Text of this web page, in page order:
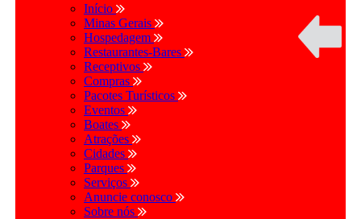
Início
Minas Gerais
Hospedagem
Restaurantes-Bares
Receptivos
Compras
Pacotes Turísticos
Eventos
Boates
Atrações
Cidades
Parques
Serviços
Anuncie conosco
Sobre nós